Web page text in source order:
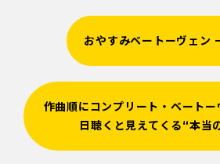
おやすみベートーヴェン
作曲順にコンプリート・ベート
日聴くと見えてくる“本当